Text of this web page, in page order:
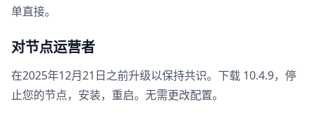
单直接。
对节点运营者
在2025年12月21日之前升级以保持共识。下载 10.4.9，停
止您的节点，安装，重启。无需更改配置。